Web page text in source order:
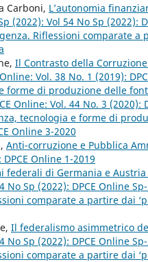
Carboni, L’autonomia
(2022): Vol 54 No Sp (2022):
Riflessioni comparate
Il Contrasto della
Online: Vol. 38 No. 1 (2019):
forme di produzione delle
Online: Vol. 44 No. 3 (2020):
tecnologia e forme di
Online 3-2020
Anti-corruzione e Pubblica
Online 1-2019
federali di Germania e
No Sp (2022): DPCE Online
comparate a partire dai
Il federalismo asimmetrico
No Sp (2022): DPCE Online
comparate a partire dai